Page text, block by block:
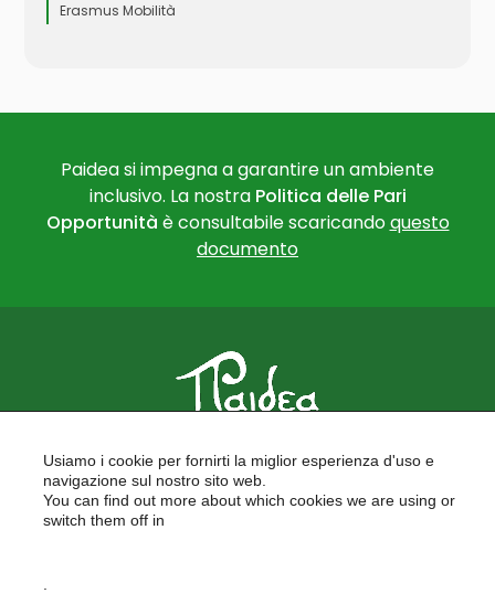
Erasmus Mobilità
Paidea si impegna a garantire un ambiente
inclusivo. La nostra Politica delle Pari
Opportunità è consultabile scaricandoquesto
documento
FORMAZIONE PER LE SCUOLE
FORMAZIONE PROFESSIONALE
PROGETTI EUROPEI
Usiamo i cookie per fornirti la miglior esperienza d'uso e
navigazione sul nostro sito web.
You can find out more about which cookies we are using or
switch them off in